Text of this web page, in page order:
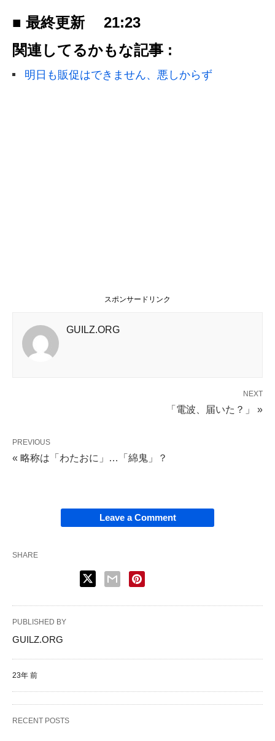
■ 最終更新 21:23
関連してるかもな記事 :
明日も販促はできません、悪しからず
スポンサードリンク
GUILZ.ORG
NEXT
「電波、届いた？」 »
PREVIOUS
« 略称は「わたおに」…「綿鬼」？
Leave a Comment
SHARE
PUBLISHED BY
GUILZ.ORG
23年 前
RECENT POSTS